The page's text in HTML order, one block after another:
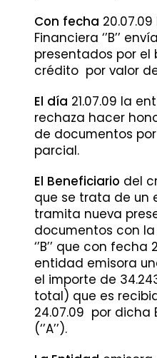
Con fecha
Financiera ‘’B’’
presentados por el
crédito por valor
El día 21.07.09 la
rechaza hacer
de documentos
parcial.
El Beneficiario del
que se trata de un
tramita nueva
documentos con
‘’B’’ que con
entidad emisora
el importe de
total) que es
24.07.09 por dicha
(‘’A’’).